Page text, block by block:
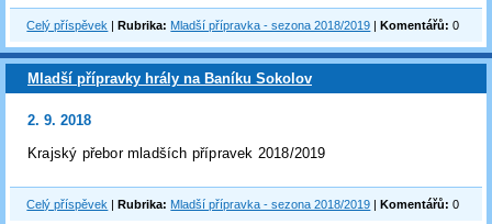
Celý příspěvek |Rubrika: Mladší přípravka - sezona 2018/2019 |Komentářů: 0
Mladší přípravky hrály na Baníku Sokolov
2. 9. 2018
Krajský přebor mladších přípravek 2018/2019
Celý příspěvek |Rubrika: Mladší přípravka - sezona 2018/2019 |Komentářů: 0